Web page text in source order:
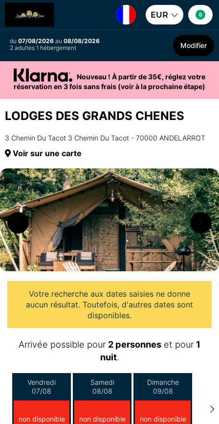
EUR 0
du 07/08/2026 au 08/08/2026
2 adultes 1 hébergement
Modifier
Nouveau ! À partir de 35€, réglez votre
réservation en 3 fois sans frais (voir à la prochaine étape)
LODGES DES GRANDS CHENES
3 Chemin Du Tacot 3 Chemin Du Tacot - 70000 ANDELARROT
Voir sur une carte
Votre recherche aux dates saisies ne donne
aucun résultat. Toutefois, d'autres dates sont
disponibles.
Arrivée possible pour 2 personnes et pour 1
nuit.
Vendredi
07/08
non disponible
Samedi
08/08
non disponible
Dimanche
09/08
non disponible